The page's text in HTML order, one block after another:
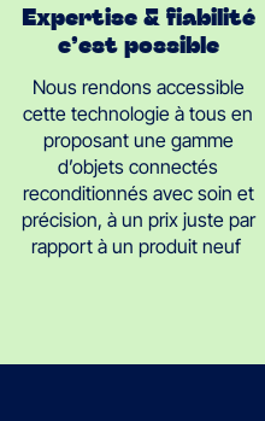
Expertise & fiabilité
c’est possible
Nous rendons accessible
cette technologie à tous en
proposant une gamme
d’objets connectés
reconditionnés avec soin et
précision, à un prix juste par
rapport à un produit neuf